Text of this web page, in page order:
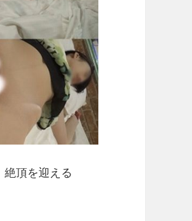
頂を迎える